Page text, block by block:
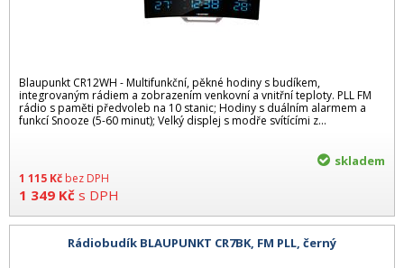
Blaupunkt CR12WH - Multifunkční, pěkné hodiny s budíkem,
integrovaným rádiem a zobrazením venkovní a vnitřní teploty. PLL FM
rádio s paměti předvoleb na 10 stanic; Hodiny s duálním alarmem a
funkcí Snooze (5-60 minut); Velký displej s modře svítícími z...
1 115 Kč bez DPH
1 349 Kč s DPH
skladem
Rádiobudík BLAUPUNKT CR7BK, FM PLL, černý